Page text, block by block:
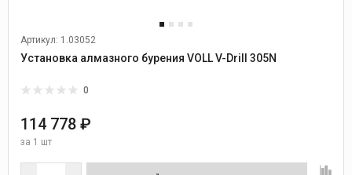
Артикул: 1.03052
Установка алмазного бурения VOLL V-Drill 305N
0
114 778 ₽
за 1 шт